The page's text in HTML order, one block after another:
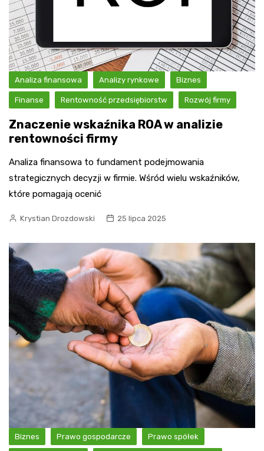
Analiza finansowa Analizy rynkowe Biznes
Finanse Rentowność przedsiębiorstw Rozwój firmy
Znaczenie wskaźnika ROA w analizie
rentowności firmy
Analiza finansowa to fundament podejmowania
strategicznych decyzji w firmie. Wśród wielu wskaźników,
które pomagają ocenić
Krystian Drozdowski 25 lipca 2025
Biznes Prawo gospodarcze Prawo spółek